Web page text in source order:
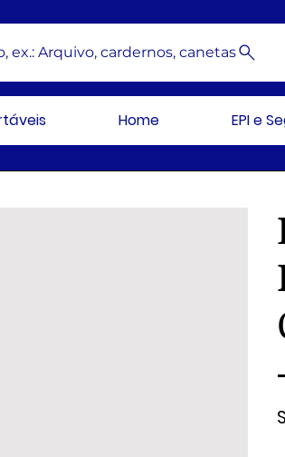
ex.: Arquivo, cardernos, canetas
Home EPI e